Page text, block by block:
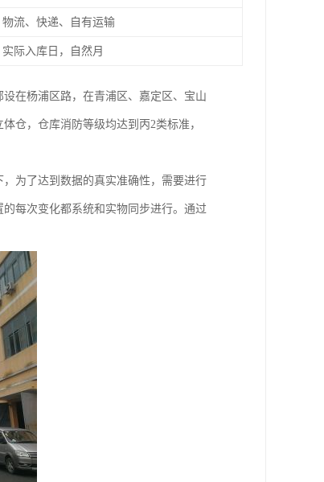
物流、快递、自有运输
实际入库日，自然月
在杨浦区路，在青浦区、嘉定区、宝山
仓，仓库消防等级均达到丙2类标准，
为了达到数据的真实准确性，需要进行
每次变化都系统和实物同步进行。通过